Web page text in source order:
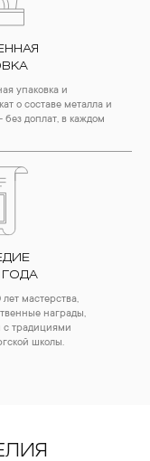
коричневыми
оседают на
микроцарапины и
жира и пыли часто
изделиях.
в футлярах или
меньше шансов
на нем царапины.
в ванной комнате.
необходимо
влажность плохо
украшения не
протирать их
упаковка и
о составе металла и
без доплат, в каждом
ГОДА
лет мастерства,
награды,
традициями
школы.